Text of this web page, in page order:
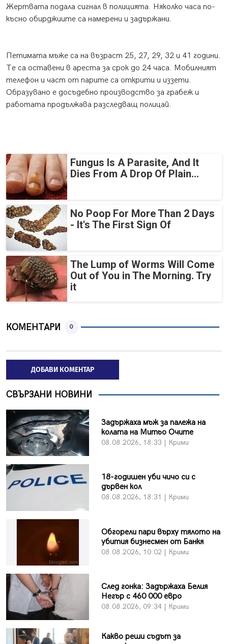
Жертвата подала сигнал в полицията. Няколко часа по-
късно обирджиите са намерени и задържани.
Петимата мъже са на възраст 25, 27, 29, 32 и 41 години.
Те са оставени в ареста за срок до 24 часа. Мобилният
телефон и част от парите са открити и иззети.
Образувано е досъдебно производство за грабеж и
работата продължава разследващ полицай.
Fungus Is A Parasite, And It
Dies From A Drop Of Plain...
No Poop For More Than 2 Days
- It's The First Sign Of
The Lump of Worms Will Come
Out of You in The Morning. Try
it
КОМЕНТАРИ 0
ДОБАВИ КОМЕНТАР
СВЪРЗАНИ НОВИНИ
Задържаха мъж за палежа на
колата на Митьо Очите
08.08.2026, 18:33 | Крими
18-годишен уби чичо си с
дървен кол
08.08.2026, 18:31 | Крими
Обгорели пари върху тялото на
убития бизнесмен от Банкя
08.08.2026, 10:02 | Крими
След гонка: Задържаха Белия
Негър с 460 000 евро
08.08.2026, 09:34 | Крими
Какво реши съдът за